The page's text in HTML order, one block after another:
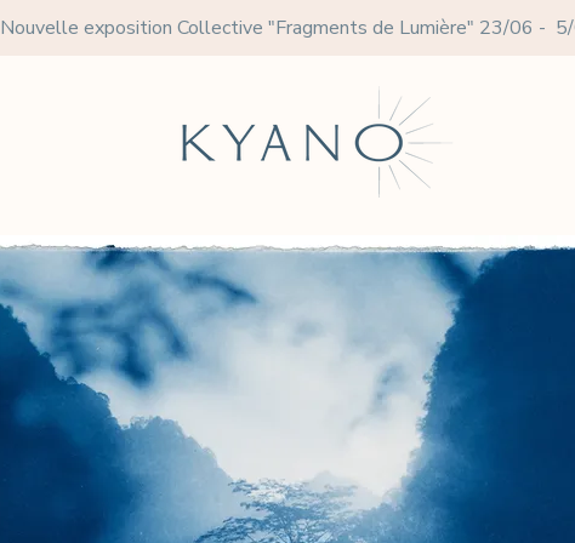
Nouvelle exposition Collective "Fragments de Lumière" 23/06 -